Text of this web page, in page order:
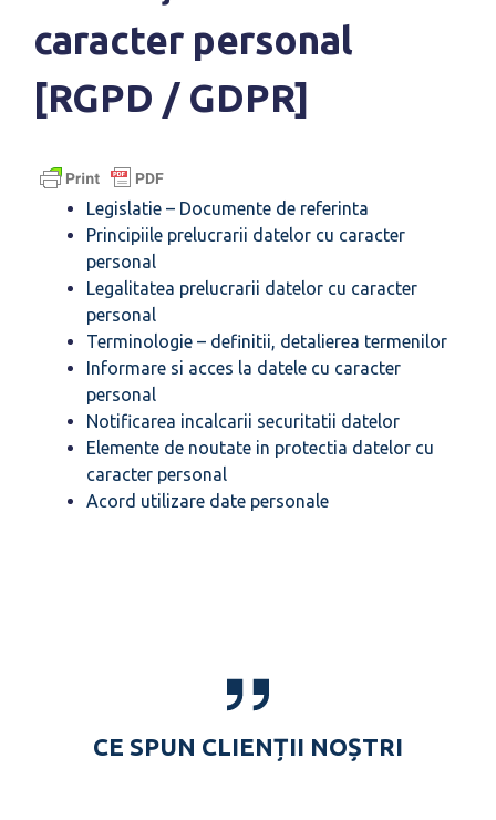
caracter personal
[RGPD / GDPR]
Legislatie – Documente de referinta
Principiile prelucrarii datelor cu caracter
personal
Legalitatea prelucrarii datelor cu caracter
personal
Terminologie – definitii, detalierea termenilor
Informare si acces la datele cu caracter
personal
Notificarea incalcarii securitatii datelor
Elemente de noutate in protectia datelor cu
caracter personal
Acord utilizare date personale
CE SPUN CLIENȚII NOȘTRI